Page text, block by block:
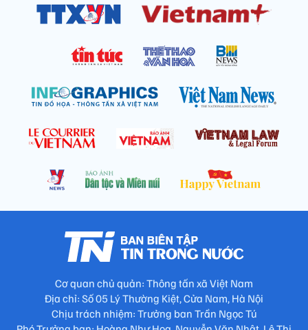
Cơ quan chủ quản: Thông tấn xã Việt Nam
Địa chỉ: Số 05 Lý Thường Kiệt, Cửa Nam, Hà Nội
Chịu trách nhiệm: Trưởng ban Trần Ngọc Tú